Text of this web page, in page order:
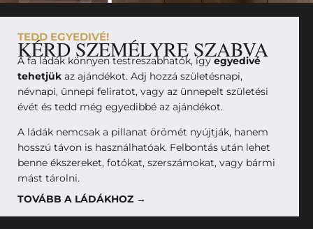
TEDD EGYEDIVÉ!
KÉRD SZEMÉLYRE SZABVA
A fa ládák könnyen testreszabhatók, ígyegyedivé
tehetjük az ajándékot. Adj hozzá születésnapi,
névnapi, ünnepi feliratot, vagy az ünnepelt születési
évét és tedd még egyedibbé az ajándékot.
A ládák nemcsak a pillanat örömét nyújtják, hanem
hosszú távon is használhatóak. Felbontás után lehet
benne ékszereket, fotókat, szerszámokat, vagy bármi
mást tárolni.
TOVÁBB A LÁDÁKHOZ →